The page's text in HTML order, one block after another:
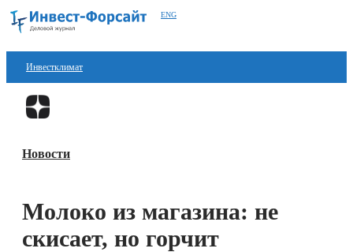
ENG
Инвестклимат
Финансы
Блокчейн
Новости
Молоко из магазина: не
скисает, но горчит